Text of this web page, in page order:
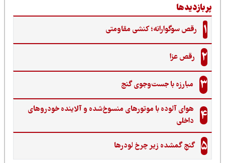
رقص سوگوارانه؛ کنشی مقاومتی
رقص عزا
مبارزه با جست‌وجوی گنج‌
هوای آلوده با موتورهای منسوخ‌شده و آلاینده خودروهای
داخلی
گنجِ گمشده زیر چرخ لودرها